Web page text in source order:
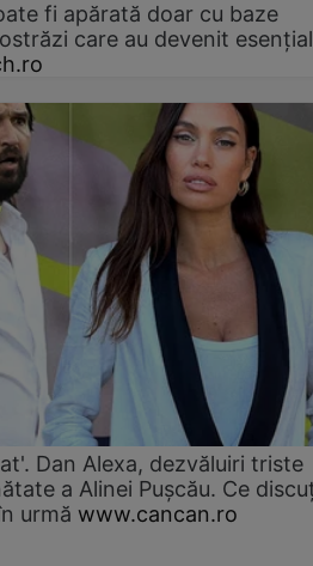
fi apărată doar cu baze
care au devenit
Dan Alexa, dezvăluiri triste
a Alinei Pușcău. Ce
urmă www.cancan.ro